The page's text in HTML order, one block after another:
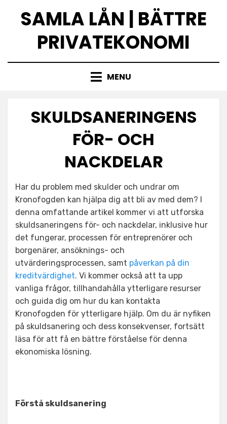
SAMLA LÅN | BÄTTRE
PRIVATEKONOMI
MENU
SKULDSANERINGENS
FÖR- OCH
NACKDELAR
Har du problem med skulder och undrar om
Kronofogden kan hjälpa dig att bli av med dem? I
denna omfattande artikel kommer vi att utforska
skuldsaneringens för- och nackdelar, inklusive hur
det fungerar, processen för entreprenörer och
borgenärer, ansöknings- och
utvärderingsprocessen, samt påverkan på din
kreditvärdighet. Vi kommer också att ta upp
vanliga frågor, tillhandahålla ytterligare resurser
och guida dig om hur du kan kontakta
Kronofogden för ytterligare hjälp. Om du är nyfiken
på skuldsanering och dess konsekvenser, fortsätt
läsa för att få en bättre förståelse för denna
ekonomiska lösning.
Förstå skuldsanering